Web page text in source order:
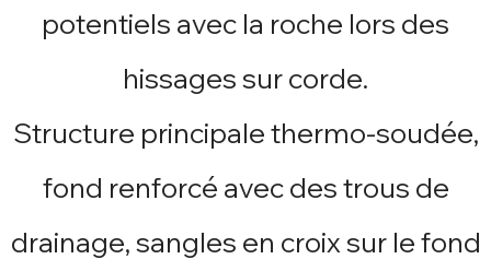
potentiels avec la roche lors des
hissages sur corde.
Structure principale thermo-soudée,
fond renforcé avec des trous de
drainage, sangles en croix sur le fond